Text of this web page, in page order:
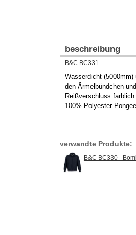
beschreibung
B&C BC331
Wasserdicht
den Ärmelbündchen
Reißverschluss
100% Polyester
verwandte Produkte:
B&C BC330 -